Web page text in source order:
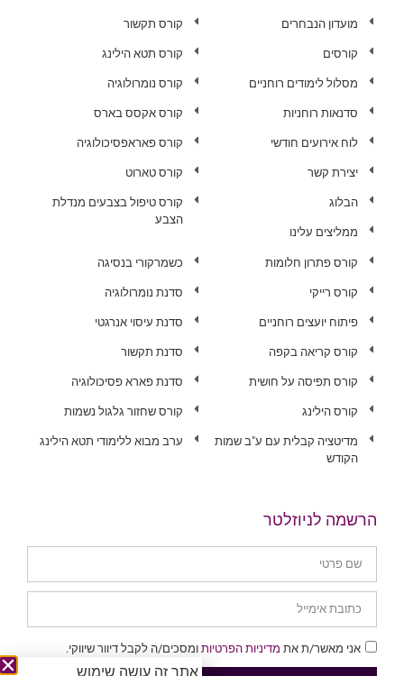
מועדון הנבחרים
קורסים
מסלול לימודים רוחניים
סדנאות רוחניות
לוח אירועים חודשי
יצירת קשר
הבלוג
ממליצים עלינו
קורס תקשור
קורס תטא הילינג
קורס נומרולוגיה
קורס אקסס בארס
קורס פאראפסיכולוגיה
קורס טארוט
קורס טיפול בצבעים מנדלת
הצבע
קורס פתרון חלומות
קורס רייקי
פיתוח יועצים רוחניים
קורס קריאה בקפה
קורס תפיסה על חושית
קורס הילינג
מדיטציה קבלית עם ע"ב שמות
הקודש
כשמרקורי בנסיגה
סדנת נומרולוגיה
סדנת עיסוי אנרגטי
סדנת תקשור
סדנת פארא פסיכולוגיה
קורס שחזור גלגול נשמות
ערב מבוא ללימודי תטא הילינג
הרשמה לניוזלטר
אני מאשר/ת את מדיניות הפרטיות ומסכים/ה לקבל דיוור שיווקי.
אתר זה עושה שימוש